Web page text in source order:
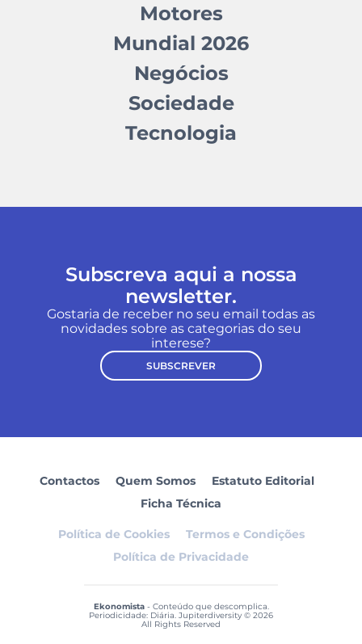
Motores
Mundial 2026
Negócios
Sociedade
Tecnologia
Subscreva aqui a nossa
newsletter.
Gostaria de receber no seu email todas as
novidades sobre as categorias do seu
interese?
SUBSCREVER
Contactos Quem Somos
Estatuto Editorial
Ficha Técnica
Política de Cookies
Termos e Condições
Política de Privacidade
Ekonomista- Conteúdo que descomplica.
Periodicidade: Diária. Jupiterdiversity © 2026
All Rights Reserved